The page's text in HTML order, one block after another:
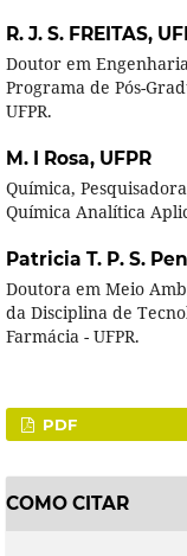
R. J. S. FREITAS,
Doutor em
Programa de Pós-
UFPR.
M. I Rosa, UFPR
Química,
Química Analítica
Patricia T. P. S.
Doutora em Meio
da Disciplina de
Farmácia - UFPR.
PDF
COMO CITAR